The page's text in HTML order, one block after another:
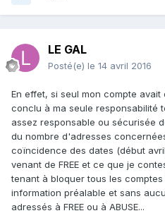
LE GAL
Posté(e) le 14 avril 2016
En effet, si seul mon compte
conclu à ma seule responsabilité
assez responsable ou sécurisée
du nombre d'adresses
coïncidence des dates (début
venant de FREE et ce que je
tenant à bloquer tous les
information préalable et sans
adressés à FREE ou à ABUSE...